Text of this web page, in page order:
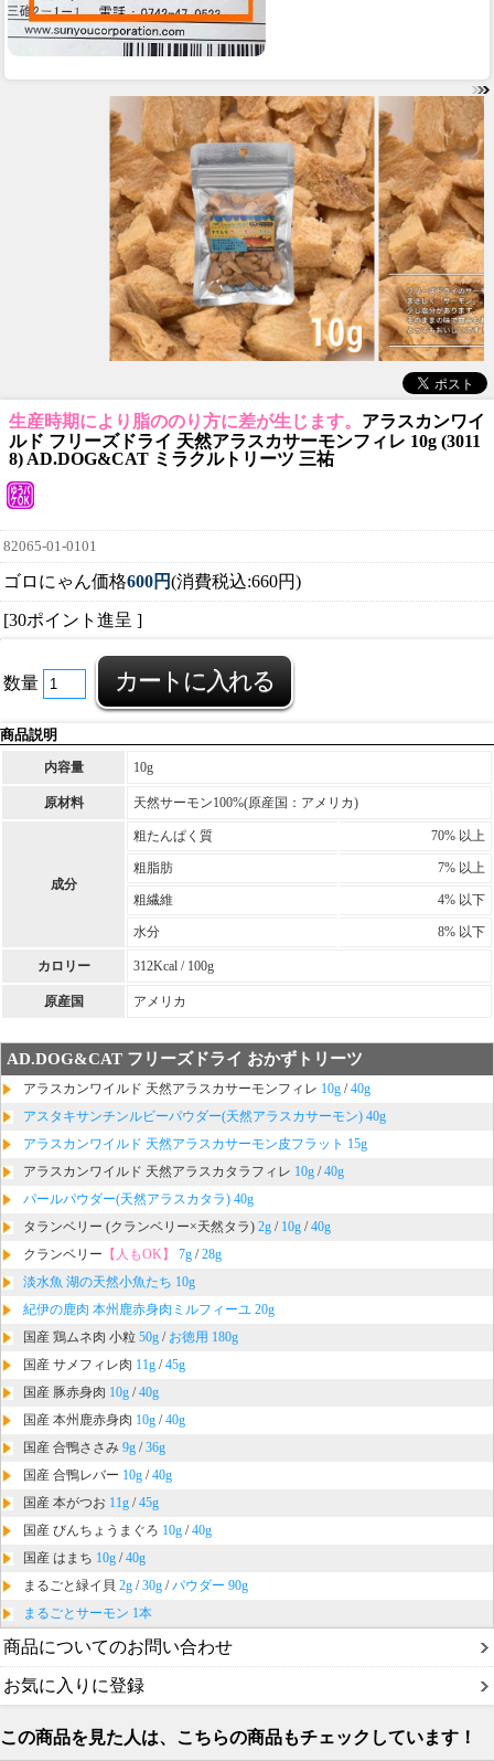
生産時期により脂ののり方に差が生じます。 アラスカンワイ
ルド フリーズドライ 天然アラスカサーモンフィレ 10g (3011
8) AD.DOG&CAT ミラクルトリーツ 三祐
82065-01-0101
ゴロにゃん価格600円(消費税込:660円)
[30ポイント進呈 ]
数量
商品説明
内容量 10g
原材料 天然サーモン100%(原産国：アメリカ)
成分
粗たんぱく質 70% 以上
粗脂肪 7% 以上
粗繊維 4% 以下
水分 8% 以下
カロリー 312Kcal / 100g
原産国 アメリカ
AD.DOG&CAT フリーズドライ おかずトリーツ
アラスカンワイルド 天然アラスカサーモンフィレ 10g /40g
アスタキサンチンルビーパウダー(天然アラスカサーモン) 40g
アラスカンワイルド 天然アラスカサーモン皮フラット 15g
アラスカンワイルド 天然アラスカタラフィレ 10g /40g
パールパウダー(天然アラスカタラ) 40g
タランベリー (クランベリー×天然タラ) 2g / 10g /40g
クランベリー 【人もOK】 7g /28g
淡水魚 湖の天然小魚たち 10g
紀伊の鹿肉 本州鹿赤身肉ミルフィーユ 20g
国産 鶏ムネ肉 小粒 50g / お徳用 180g
国産 サメフィレ肉 11g /45g
国産 豚赤身肉 10g /40g
国産 本州鹿赤身肉 10g /40g
国産 合鴨ささみ 9g /36g
国産 合鴨レバー 10g /40g
国産 本がつお 11g /45g
国産 びんちょうまぐろ 10g /40g
国産 はまち 10g /40g
まるごと緑イ貝 2g /30g /パウダー 90g
まるごとサーモン 1本
商品についてのお問い合わせ
お気に入りに登録
この商品を見た人は、こちらの商品もチェックしています！